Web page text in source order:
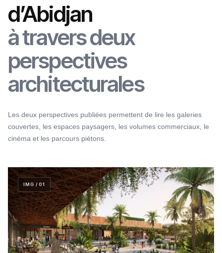
d’Abidjan
à travers deux
perspectives
architecturales
Les deux perspectives publiées permettent de lire les galeries
couvertes, les espaces paysagers, les volumes commerciaux, le
cinéma et les parcours piétons.
IMG / 01